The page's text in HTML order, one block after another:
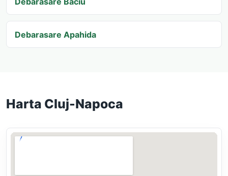
Debarasare Apahida
Harta Cluj-Napoca